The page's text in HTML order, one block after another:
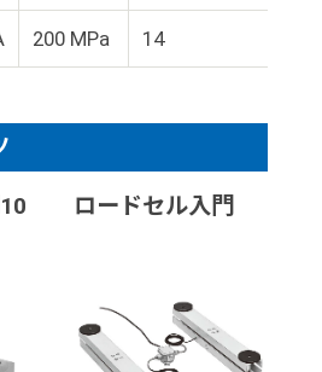
200 MPa 14
ロードセル入門